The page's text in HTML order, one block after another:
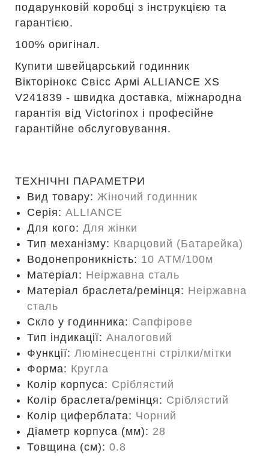
подарунковій коробці з інструкцією та
гарантією.
100% оригінал.
Купити швейцарський годинник
Вікторінокс Свісс Армі ALLIANCE XS
V241839 - швидка доставка, міжнародна
гарантія від Victorinox і професійне
гарантійне обслуговування.
ТЕХНІЧНІ ПАРАМЕТРИ
Вид товару: Жіночий годинник
Серія: ALLIANCE
Для кого: Для жінки
Тип механізму: Кварцовий (Батарейка)
Водонепроникність: 10 ATM/100м
Матеріал: Неіржавна сталь
Матеріал браслета/ремінця: Неіржавна
сталь
Скло у годинника: Сапфірове
Тип індикації: Аналоговий
Функції: Люмінесцентні стрілки/мітки
Форма: Кругла
Колір корпуса: Сріблястий
Колір браслета/ремінця: Сріблястий
Колір циферблата: Чорний
Діаметр корпуса (мм): 28
Товщина (см): 0.8